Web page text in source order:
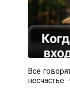
Все
несчастье